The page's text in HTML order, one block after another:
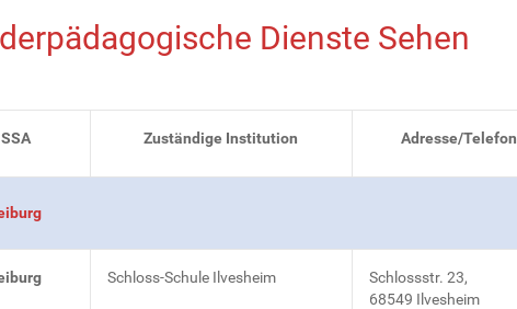
Dienste Sehen
SSA Zuständige Institution Adresse/Telefon
Schloss-Schule Ilvesheim
Schlossstr. 23,
68549 Ilvesheim